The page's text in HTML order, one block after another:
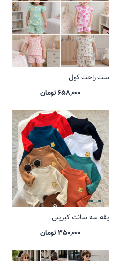
ست راحت کول
658,000 تومان
یقه سه سانت کبریتی
350,000 تومان